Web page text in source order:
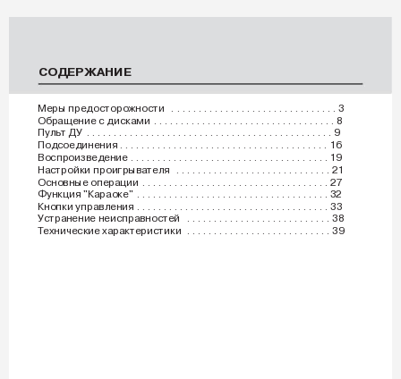
СОДЕРЖАНИЕ
Меры предосторожности . . . . . . . . . . . . . . . . . . . . . . . . . . . . . . . 3
Обращение с дисками
8
Пульт ДУ . . . . . . . . . . . . . . . . . . . . . . . . . . . . . . . . . . . . . . . . . . . . . . 9
Подсоединения . . . . . . . . . . . . . . . . . . . . . . . . . . . . . . . . . . . . . . . 16
Воспроизведение . . . . . . . . . . . . . . . . . . . . . . . . . . . . . . . . . . . . . 19
Настройки проигрывателя
21
Основные операции
27
Функция "Караоке" . . . . . . . . . . . . . . . . . . . . . . . . . . . . . . . . . . . . 32
Кнопки управления . . . . . . . . . . . . . . . . . . . . . . . . . . . . . . . . . . . . 33
Устранение неисправностей
. . . . . . . . . . . . . . . . . . . . . . . . . . . 38
Технические характеристики . . . . . . . . . . . . . . . . . . . . . . . . . . . 39